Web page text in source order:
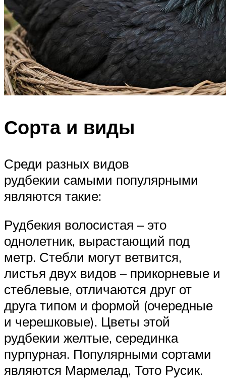
Сорта и виды
Среди разных видов
рудбекии самыми популярными
являются такие:
Рудбекия волосистая – это
однолетник, вырастающий под
метр. Стебли могут ветвится,
листья двух видов – прикорневые и
стеблевые, отличаются друг от
друга типом и формой (очередные
и черешковые). Цветы этой
рудбекии желтые, серединка
пурпурная. Популярными сортами
являются Мармелад, Тото Русик.